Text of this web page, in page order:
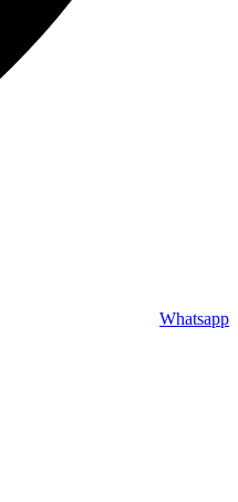
Whatsapp